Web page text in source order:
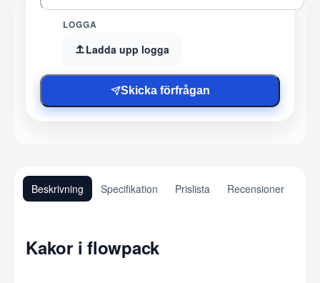
LOGGA
Ladda upp logga
Skicka förfrågan
Beskrivning Specifikation Prislista Recensioner
Kakor i flowpack